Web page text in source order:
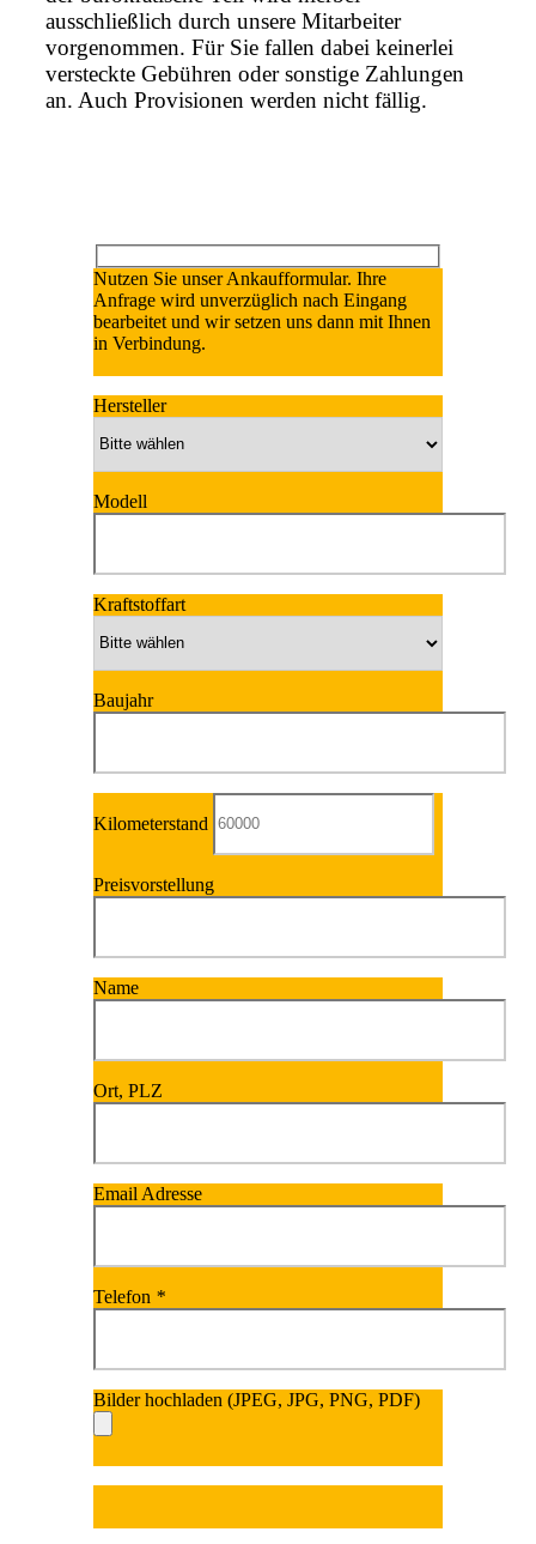
ausschließlich durch unsere Mitarbeiter
vorgenommen. Für Sie fallen dabei keinerlei
versteckte Gebühren oder sonstige Zahlungen
an. Auch Provisionen werden nicht fällig.
Nutzen Sie unser Ankaufformular. Ihre
Anfrage wird unverzüglich nach Eingang
bearbeitet und wir setzen uns dann mit Ihnen
in Verbindung.
Hersteller
Modell
Kraftstoffart
Baujahr
Kilometerstand
Preisvorstellung
Name
Ort, PLZ
Email Adresse
Telefon *
Bilder hochladen (JPEG, JPG, PNG, PDF)